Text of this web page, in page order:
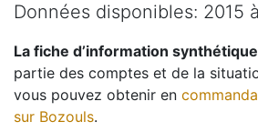
Données disponibles: 2015 à
La fiche d’information synthétique
partie des comptes et de la
vous pouvez obtenir en
sur Bozouls.